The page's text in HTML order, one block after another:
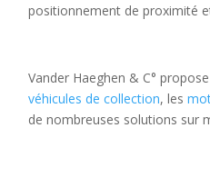
positionnement de proximité
Vander Haeghen & C°
véhicules de collection, les
de nombreuses solutions sur